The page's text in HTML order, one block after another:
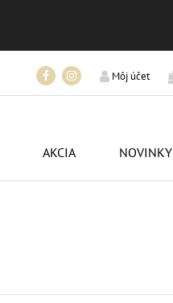
Môj účet
AKCIA NOVINKY